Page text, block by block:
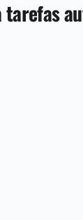
tarefas